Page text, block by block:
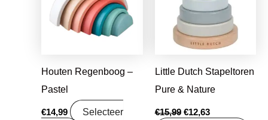
Houten Regenboog –
Pastel
€14,99
Selecteer
Little Dutch Stapeltoren
Pure & Nature
€15,99 €12,63